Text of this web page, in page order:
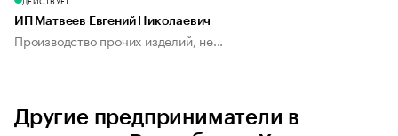
ИП Матвеев Евгений Николаевич
Производство прочих изделий, не...
Другие предприниматели в